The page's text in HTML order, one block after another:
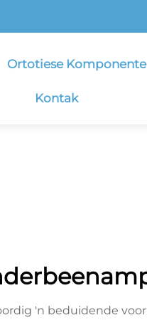
Ortotiese Komponente
Kontak
'n beduidende